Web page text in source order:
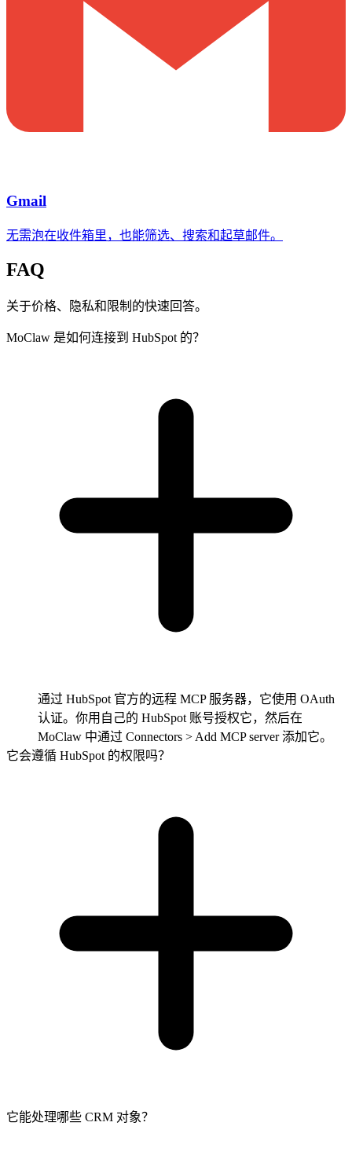
Gmail
无需泡在收件箱里，也能筛选、搜索和起草邮件。
FAQ
关于价格、隐私和限制的快速回答。
MoClaw 是如何连接到 HubSpot 的？
通过 HubSpot 官方的远程 MCP 服务器，它使用 OAuth
认证。你用自己的 HubSpot 账号授权它，然后在
MoClaw 中通过 Connectors > Add MCP server 添加它。
它会遵循 HubSpot 的权限吗？
它能处理哪些 CRM 对象？